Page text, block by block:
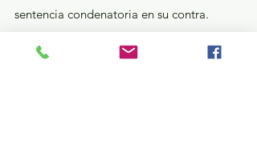
sentencia condenatoria en su contra.